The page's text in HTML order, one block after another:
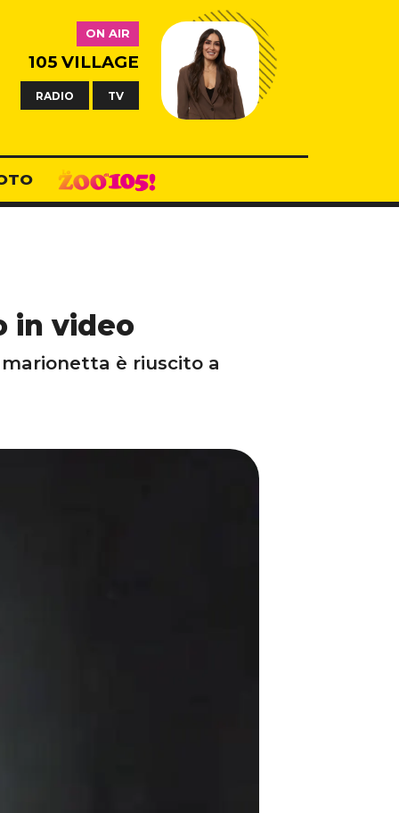
ON AIR
105 VILLAGE
RADIO TV
in video
è riuscito a